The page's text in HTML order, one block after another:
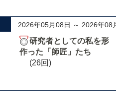
2026年05月08日 ～ 2026年08
研究者としての私を形
作った「師匠」たち
(26回)